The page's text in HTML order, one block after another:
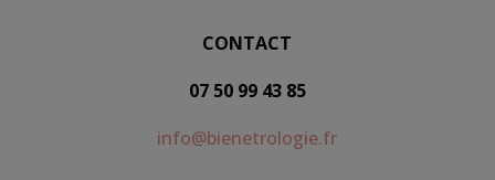
CONTACT
07 50 99 43 85
info@bienetrologie.fr